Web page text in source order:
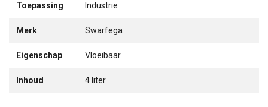
Toepassing Industrie
Merk Swarfega
Eigenschap Vloeibaar
Inhoud 4 liter